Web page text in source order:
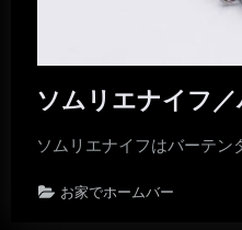
ソムリエナイフ／
ソムリエナイフはバーテン
お家でホームバー